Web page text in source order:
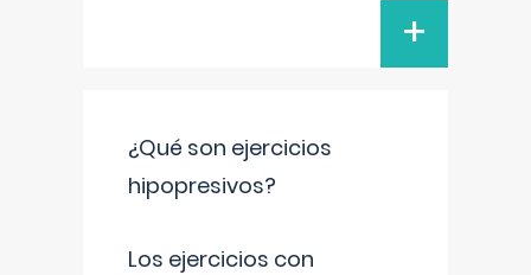
+
¿Qué son ejercicios
hipopresivos?
Los ejercicios con